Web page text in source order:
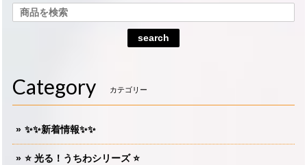
search
Category カテゴリー
✨✨新着情報✨✨
⭐️ 光る！うちわシリーズ ⭐️